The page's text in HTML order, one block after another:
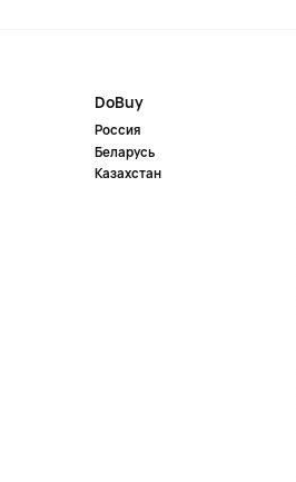
DoBuy
Россия
Беларусь
Казахстан